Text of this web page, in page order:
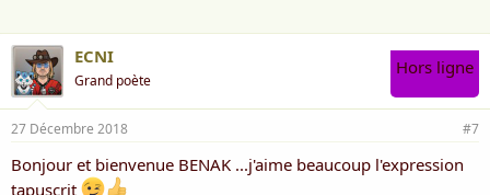
ECNI
Grand poète
Hors ligne
27 Décembre 2018 #7
Bonjour et bienvenue BENAK ...j'aime beaucoup l'expression
tapuscrit